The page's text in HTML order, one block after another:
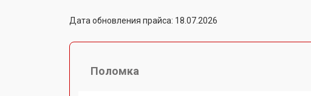
Дата обновления прайса: 18.07.2026
Поломка